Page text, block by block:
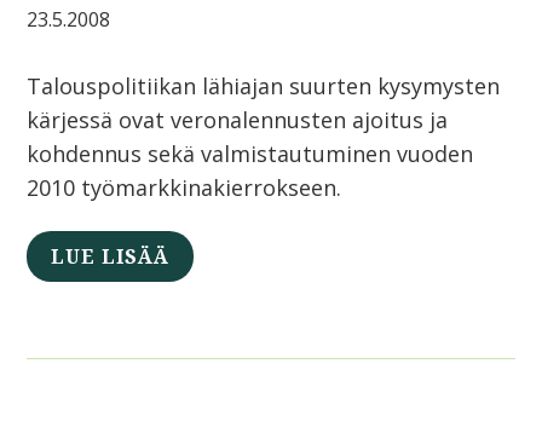
23.5.2008
Talouspolitiikan lähiajan suurten kysymysten
kärjessä ovat veronalennusten ajoitus ja
kohdennus sekä valmistautuminen vuoden
2010 työmarkkinakierrokseen.
LUE LISÄÄ